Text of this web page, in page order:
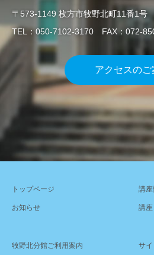
〒573-1149 枚方市牧野北町11番1号
TEL：050-7102-3170 FAX：072-
アクセスのご
トップページ
お知らせ
講座
講
牧野北分館ご利用案内 サ